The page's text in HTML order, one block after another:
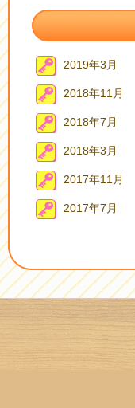
2019年3月
2018年11月
2018年7月
2018年3月
2017年11月
2017年7月